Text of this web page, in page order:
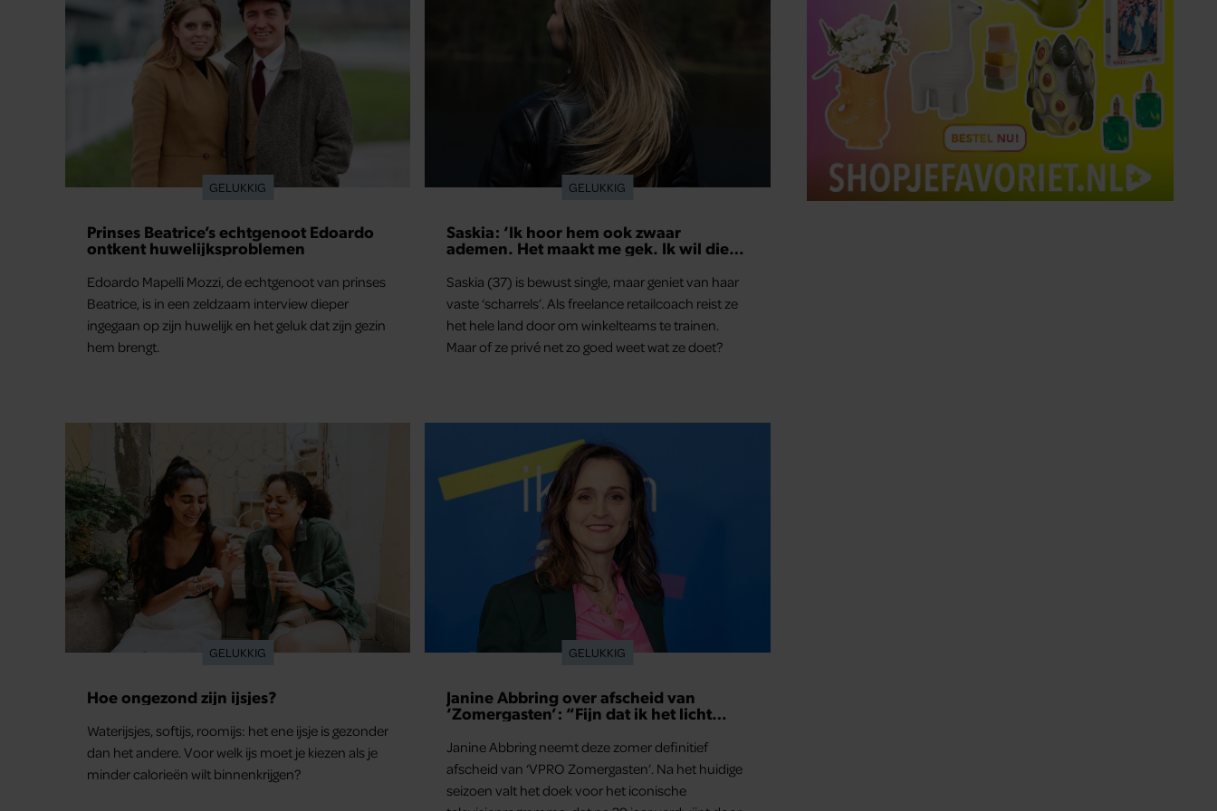
GELUKKIG
Prinses Beatrice’s echtgenoot Edoardo
ontkent huwelijksproblemen
Edoardo Mapelli Mozzi, de echtgenoot van prinses
Beatrice, is in een zeldzaam interview dieper
ingegaan op zijn huwelijk en het geluk dat zijn gezin
hem brengt.
GELUKKIG
Saskia: ‘Ik hoor hem ook zwaar
ademen. Het maakt me gek. Ik wil die
Saskia (37) is bewust single, maar geniet van haar
vaste ‘scharrels’. Als freelance retailcoach reist ze
het hele land door om winkelteams te trainen.
Maar of ze privé net zo goed weet wat ze doet?
GELUKKIG
Hoe ongezond zijn ijsjes?
Waterijsjes, softijs, roomijs: het ene ijsje is gezonder
dan het andere. Voor welk ijs moet je kiezen als je
minder calorieën wilt binnenkrijgen?
GELUKKIG
Janine Abbring over afscheid van
‘Zomergasten’: “Fijn dat ik het licht
Janine Abbring neemt deze zomer definitief
afscheid van ‘VPRO Zomergasten’. Na het huidige
seizoen valt het doek voor het iconische